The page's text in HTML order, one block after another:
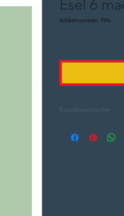
Esel 6
Artikelnummer: FP6
Kundenwünsche